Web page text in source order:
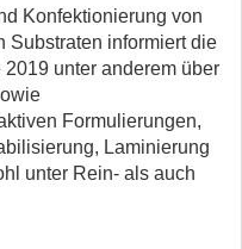
Konfektionierung von
Substraten informiert die
unter anderem über
Formulierungen,
Laminierung
unter Rein- als auch